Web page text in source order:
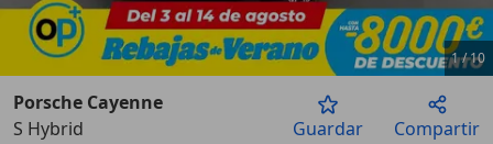
Anterior
1/10
Porsche Cayenne
S Hybrid
Guardar Compartir